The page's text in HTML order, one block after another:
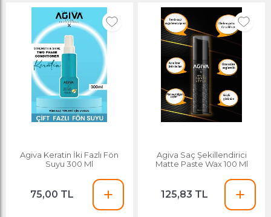
Agiva Keratin İki Fazlı Fön
Suyu 300 Ml
75,00 TL
Agiva Saç Şekillendirici
Matte Paste Wax 100 Ml
125,83 TL